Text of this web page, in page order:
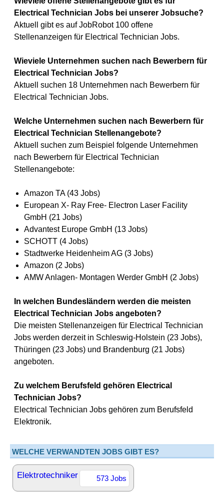
Electrical Technician Jobs bei unserer Jobsuche?
Aktuell gibt es auf JobRobot 100 offene
Stellenanzeigen für Electrical Technician Jobs.
Wieviele Unternehmen suchen nach Bewerbern für
Electrical Technician Jobs?
Aktuell suchen 18 Unternehmen nach Bewerbern für
Electrical Technician Jobs.
Welche Unternehmen suchen nach Bewerbern für
Electrical Technician Stellenangebote?
Aktuell suchen zum Beispiel folgende Unternehmen
nach Bewerbern für Electrical Technician
Stellenangebote:
Amazon TA (43 Jobs)
European X- Ray Free- Electron Laser Facility
GmbH (21 Jobs)
Advantest Europe GmbH (13 Jobs)
SCHOTT (4 Jobs)
Stadtwerke Heidenheim AG (3 Jobs)
Amazon (2 Jobs)
AMW Anlagen- Montagen Werder GmbH (2 Jobs)
In welchen Bundesländern werden die meisten
Electrical Technician Jobs angeboten?
Die meisten Stellenanzeigen für Electrical Technician
Jobs werden derzeit in Schleswig-Holstein (23 Jobs),
Thüringen (23 Jobs) und Brandenburg (21 Jobs)
angeboten.
Zu welchem Berufsfeld gehören Electrical
Technician Jobs?
Electrical Technician Jobs gehören zum Berufsfeld
Elektronik.
WELCHE VERWANDTEN JOBS GIBT ES?
Elektrotechniker 573 Jobs